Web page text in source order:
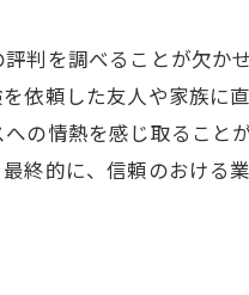
専門技術者によ
最新設備による
安心のための定
専門家のアドバ
判を調べることが欠
依頼した友人や家族に
の情熱を感じ取るこ
終的に、信頼のおけ